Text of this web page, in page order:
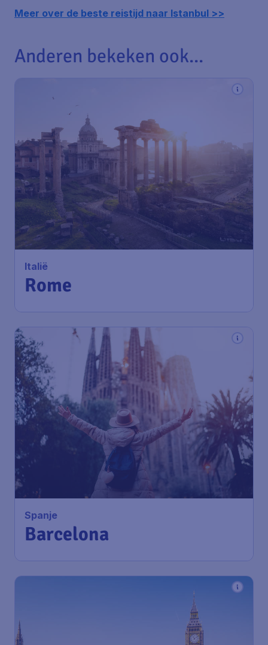
Meer over de beste reistijd naar Istanbul >>
Anderen bekeken ook...
Italië
Rome
Spanje
Barcelona
103*
vanaf
Airport Schiphol
Barcelona
Tarradellas Barcelona-El Prat